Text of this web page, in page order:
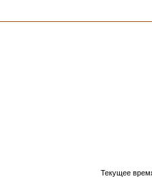
Текущее